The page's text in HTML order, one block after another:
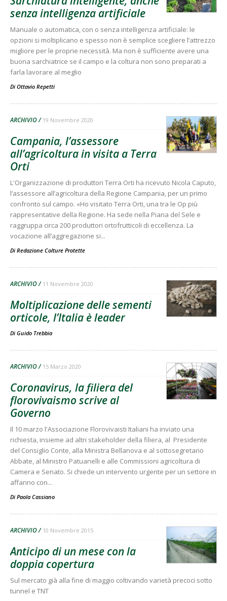
senza intelligenza artificiale
Manuale o automatica, con o senza intelligenza artificiale: le
opzioni si moltiplicano e spesso non è semplice scegliere l’attrezzo
migliore per le proprie necessità. Ma non è sufficiente avere una
buona sarchiatrice se il campo e la coltura non sono preparati a
farla lavorare al meglio
Di Ottavio Repetti
ARCHIVIO 19 Novembre 2020
Campania, l’assessore
all’agricoltura in visita a Terra
Orti
L'Organizzazione di produttori Terra Orti ha ricevuto Nicola Caputo,
l’assessore all’agricoltura della Regione Campania, per un primo
confronto sul campo. «Ho visitato Terra Orti, una tra le Op più
rappresentative della Regione. Ha sede nella Piana del Sele e
raggruppa circa 200 produttori ortofrutticoli di eccellenza. La
vocazione all’aggregazione si...
Di Redazione Colture Protette
ARCHIVIO 11 Novembre 2020
Moltiplicazione delle sementi
orticole, l’Italia è leader
Di Guido Trebbia
ARCHIVIO 15 Marzo 2020
Coronavirus, la filiera del
florovivaismo scrive al
Governo
Il 10 marzo l'Associazione Florovivaisti Italiani ha inviato una
richiesta, insieme ad altri stakeholder della filiera, al Presidente
del Consiglio Conte, alla Ministra Bellanova e al sottosegretario
Abbate, al Ministro Patuanelli e alle Commissioni agricoltura di
Camera e Senato. Si chiede un intervento urgente per un settore in
affanno con...
Di Paola Cassiano
ARCHIVIO 10 Novembre 2015
Anticipo di un mese con la
doppia copertura
Sul mercato già alla fine di maggio coltivando varietà precoci sotto
tunnel e TNT